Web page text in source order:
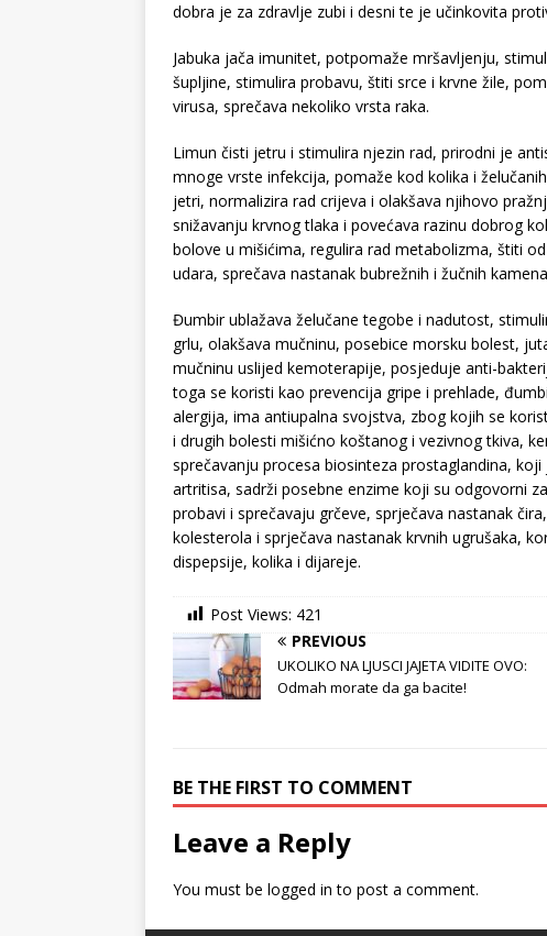
dobra je za zdravlje zubi i desni te je učinkovita
Jabuka jača imunitet, potpomaže mršavljenju,
šupljine, stimulira probavu, štiti srce i krvne žile,
virusa, sprečava nekoliko vrsta raka.
Limun čisti jetru i stimulira njezin rad, prirodni je
mnoge vrste infekcija, pomaže kod kolika i
jetri, normalizira rad crijeva i olakšava njihovo
snižavanju krvnog tlaka i povećava razinu dobrog
bolove u mišićima, regulira rad metabolizma, štiti
udara, sprečava nastanak bubrežnih i žučnih
Đumbir ublažava želučane tegobe i nadutost,
grlu, olakšava mučninu, posebice morsku bolest,
mučninu uslijed kemoterapije, posjeduje anti-
toga se koristi kao prevencija gripe i prehlade,
alergija, ima antiupalna svojstva, zbog kojih se
i drugih bolesti mišićno koštanog i vezivnog tkiva,
sprečavanju procesa biosinteza prostaglandina,
artritisa, sadrži posebne enzime koji su odgovorni
probavi i sprečavaju grčeve, sprječava nastanak
kolesterola i sprječava nastanak krvnih ugrušaka,
dispepsije, kolika i dijareje.
Post Views: 421
PREVIOUS
UKOLIKO NA LJUSCI JAJETA VIDITE OVO:
Odmah morate da ga bacite!
BE THE FIRST TO COMMENT
Leave a Reply
You must be logged in to post a comment.